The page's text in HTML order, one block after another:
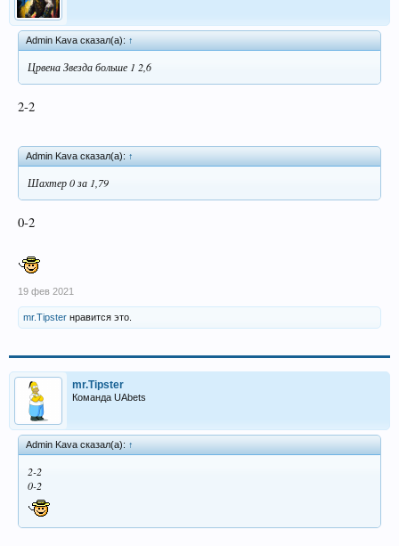
Admin Kava сказал(а): ↑
Црвена Звезда больше 1 2,6
2-2
Admin Kava сказал(а): ↑
Шахтер 0 за 1,79
0-2
19 фев 2021
mr.Tipster нравится это.
mr.Tipster
Команда UAbets
Admin Kava сказал(а): ↑
2-2
0-2